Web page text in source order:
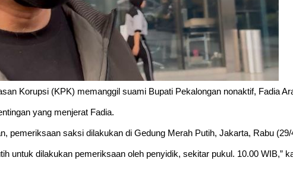
Korupsi (KPK) memanggil suami Bupati Pekalongan nonaktif, Fadia
yang menjerat Fadia.
pemeriksaan saksi dilakukan di Gedung Merah Putih, Jakarta, Rabu (29/
untuk dilakukan pemeriksaan oleh penyidik, sekitar pukul. 10.00 WIB,”